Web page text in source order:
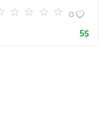
0
5$